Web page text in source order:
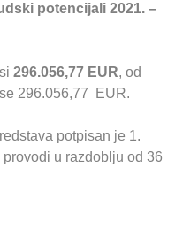
potencijali 2021. –
296.056,77 EUR, od
296.056,77 EUR.
potpisan je 1.
u razdoblju od 36